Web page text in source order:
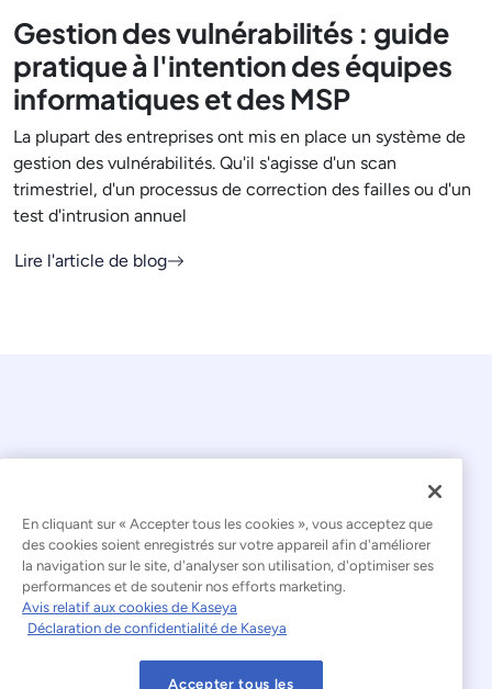
Gestion des vulnérabilités : guide
pratique à l'intention des équipes
informatiques et des MSP
La plupart des entreprises ont mis en place un système de
gestion des vulnérabilités. Qu'il s'agisse d'un scan
trimestriel, d'un processus de correction des failles ou d'un
test d'intrusion annuel
Lire l'article de blog
© 2026 Kaseya. Tous droits réservés.
Français
Déclaration relative à l'esclavage moderne
Mentions légales
En cliquant sur « Accepter tous les cookies », vous acceptez que
des cookies soient enregistrés sur votre appareil afin d'améliorer
la navigation sur le site, d'analyser son utilisation, d'optimiser ses
performances et de soutenir nos efforts marketing.
Avis relatif aux cookies de Kaseya
Déclaration de confidentialité de Kaseya
Accepter tous les